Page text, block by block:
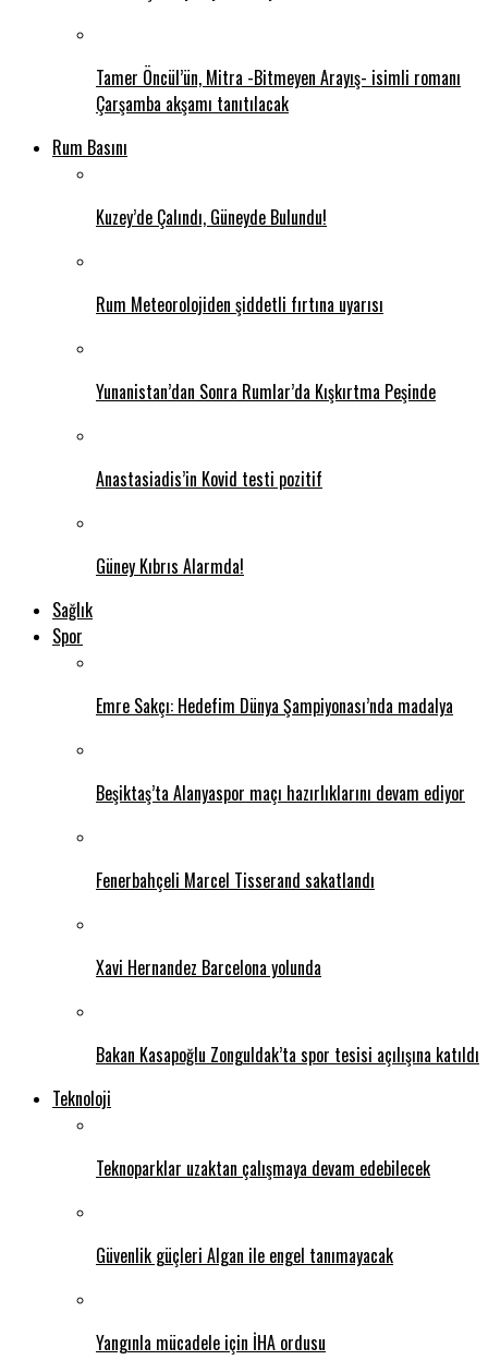
Tamer Öncül’ün, Mitra -Bitmeyen Arayış- isimli romanı
Çarşamba akşamı tanıtılacak
Rum Basını
Kuzey’de Çalındı, Güneyde Bulundu!
Rum Meteorolojiden şiddetli fırtına uyarısı
Yunanistan’dan Sonra Rumlar’da Kışkırtma Peşinde
Anastasiadis’in Kovid testi pozitif
Güney Kıbrıs Alarmda!
Sağlık
Spor
Emre Sakçı: Hedefim Dünya Şampiyonası’nda madalya
Beşiktaş’ta Alanyaspor maçı hazırlıklarını devam ediyor
Fenerbahçeli Marcel Tisserand sakatlandı
Xavi Hernandez Barcelona yolunda
Bakan Kasapoğlu Zonguldak’ta spor tesisi açılışına katıldı
Teknoloji
Teknoparklar uzaktan çalışmaya devam edebilecek
Güvenlik güçleri Algan ile engel tanımayacak
Yangınla mücadele için İHA ordusu